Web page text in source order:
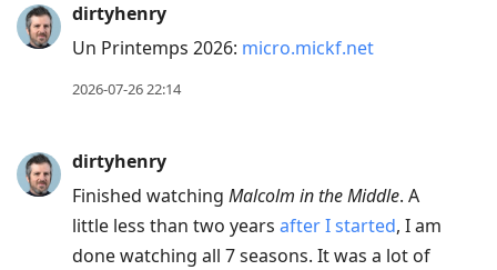
current
post,
conversation
dirtyhenry
Un Printemps 2026: micro.mickf.net
2026-07-26 22:14
dirtyhenry
Finished watching Malcolm in the Middle. A
little less than two years after I started, I am
done watching all 7 seasons. It was a lot of